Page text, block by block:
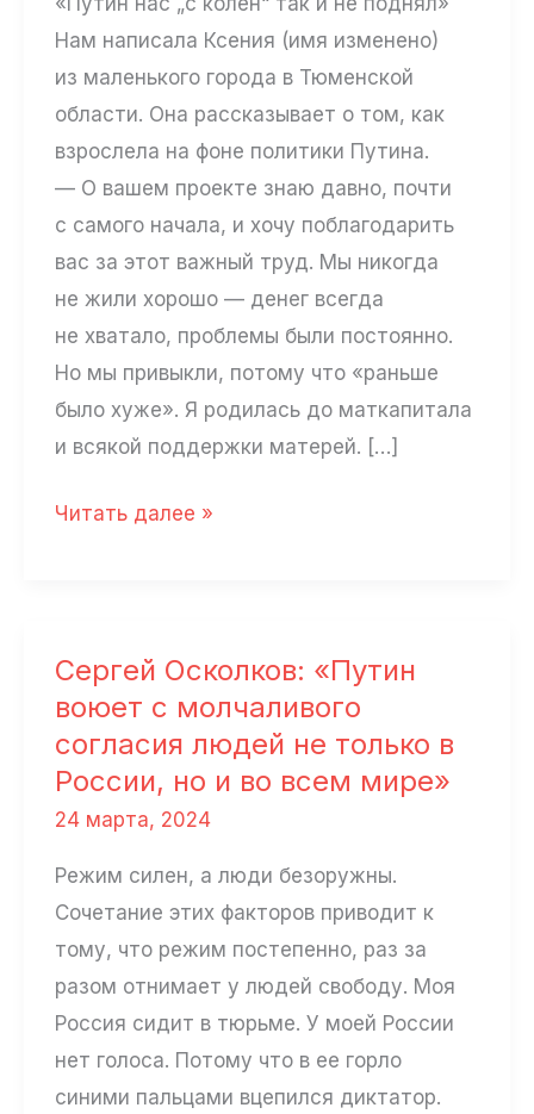
Нам написала Ксения (имя изменено)
из маленького города в Тюменской
области. Она рассказывает о том, как
взрослела на фоне политики Путина.
— О вашем проекте знаю давно, почти
с самого начала, и хочу поблагодарить
вас за этот важный труд. Мы никогда
не жили хорошо — денег всегда
не хватало, проблемы были постоянно.
Но мы привыкли, потому что «раньше
было хуже». Я родилась до маткапитала
и всякой поддержки матерей. […]
«Путин
и не поднял»
Читать далее »
Сергей Осколков: «Путин
воюет с молчаливого
согласия людей не только в
России, но и во всем мире»
24 марта, 2024
Режим силен, а люди безоружны.
Сочетание этих факторов приводит к
тому, что режим постепенно, раз за
разом отнимает у людей свободу. Моя
Россия сидит в тюрьме. У моей России
нет голоса. Потому что в ее горло
синими пальцами вцепился диктатор.